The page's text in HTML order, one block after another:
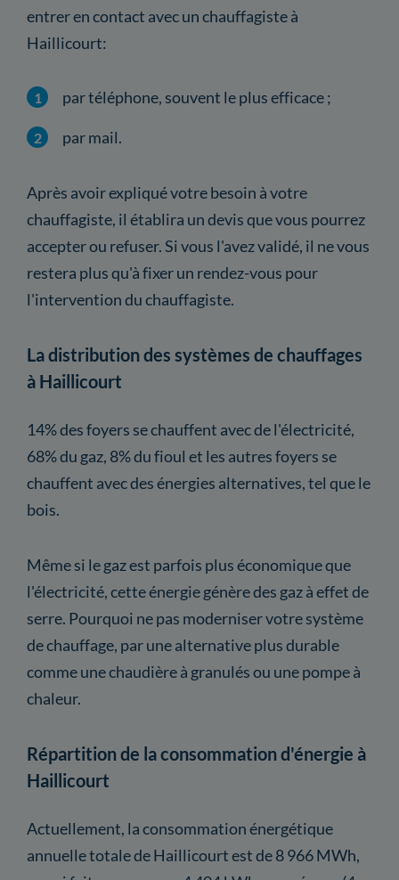
entrer en contact avec un chauffagiste à
Haillicourt:
par téléphone, souvent le plus efficace ;
par mail.
Après avoir expliqué votre besoin à votre
chauffagiste, il établira un devis que vous pourrez
accepter ou refuser. Si vous l'avez validé, il ne vous
restera plus qu'à fixer un rendez-vous pour
l'intervention du chauffagiste.
La distribution des systèmes de chauffages
à Haillicourt
14% des foyers se chauffent avec de l'électricité,
68% du gaz, 8% du fioul et les autres foyers se
chauffent avec des énergies alternatives, tel que le
bois.
Même si le gaz est parfois plus économique que
l'électricité, cette énergie génère des gaz à effet de
serre. Pourquoi ne pas moderniser votre système
de chauffage, par une alternative plus durable
comme une chaudière à granulés ou une pompe à
chaleur.
Répartition de la consommation d'énergie à
Haillicourt
Actuellement, la consommation énergétique
annuelle totale de Haillicourt est de 8 966 MWh,